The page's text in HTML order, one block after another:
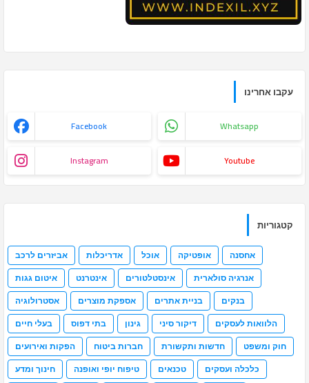
עקבו אחרינו
Facebook Whatsapp
Instagram Youtube
קטגוריות
אביזרים לרכב אדריכלות אוכל אופטיקה
אחסנה
איטום גגות
אינטרנט אינסטלטורים
אנרגיה סולארית
אסטרולוגיה
אספקת מוצרים בניית אתרים
בנקים
בעלי חיים
בתי דפוס גינון דיקור סיני
הלוואות לעסקים
הפקות ואירועים
חברות ביטוח חדשות ותקשורת
חוק ומשפט
חינוך ומדע
טיפוח יופי ואופנה טכנאים
כלכלה ועסקים